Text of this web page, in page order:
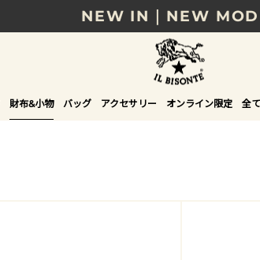
NEW IN｜NEW
8/17(月)10時まで｜税込11,000円
贈る相手やシーンから選べる、新し
NEW IN｜COLOR
財布&小物 バッグ アクセサリー オンライン限定 全